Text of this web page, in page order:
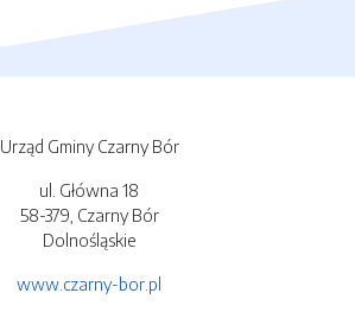
Urząd Gminy Czarny Bór
ul. Główna 18
58-379, Czarny Bór
Dolnośląskie
www.czarny-bor.pl